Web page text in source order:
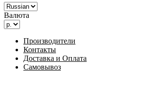
Валюта
Производители
Контакты
Доставка и Оплата
Самовывоз